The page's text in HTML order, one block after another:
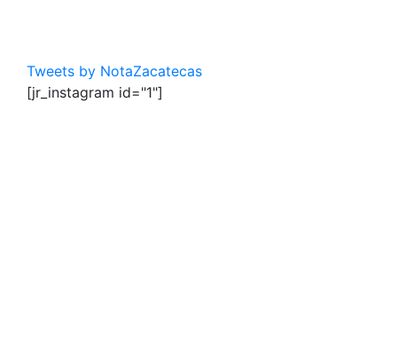
Tweets by NotaZacatecas
[jr_instagram id="1"]